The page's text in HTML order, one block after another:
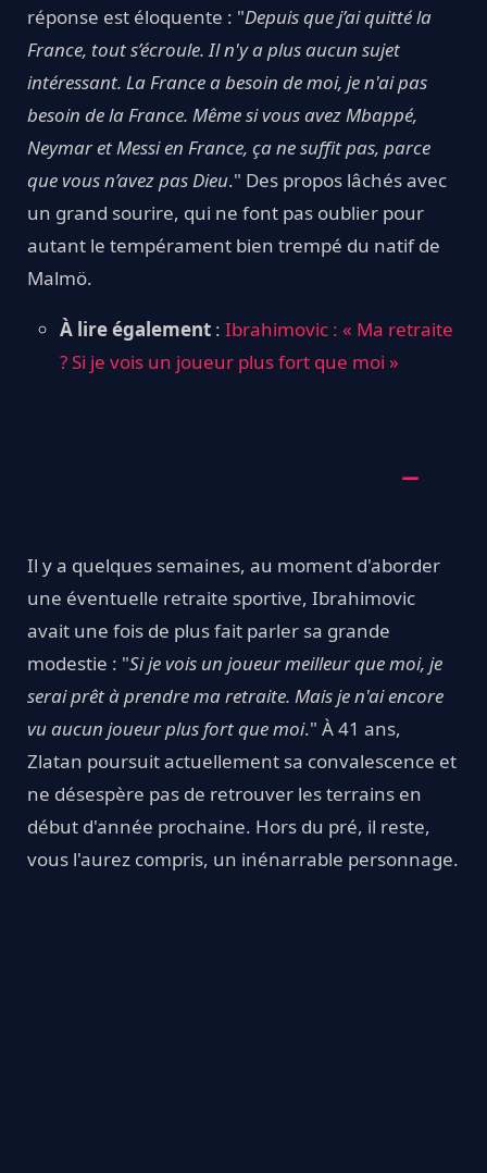
réponse est éloquente : "Depuis que j’ai quitté la
France, tout s’écroule. Il n'y a plus aucun sujet
intéressant. La France a besoin de moi, je n'ai pas
besoin de la France. Même si vous avez Mbappé,
Neymar et Messi en France, ça ne suffit pas, parce
que vous n’avez pas Dieu." Des propos lâchés avec
un grand sourire, qui ne font pas oublier pour
autant le tempérament bien trempé du natif de
Malmö.
À lire également : Ibrahimovic : « Ma retraite
? Si je vois un joueur plus fort que moi »
Il y a quelques semaines, au moment d'aborder
une éventuelle retraite sportive, Ibrahimovic
avait une fois de plus fait parler sa grande
modestie : "Si je vois un joueur meilleur que moi, je
serai prêt à prendre ma retraite. Mais je n'ai encore
vu aucun joueur plus fort que moi." À 41 ans,
Zlatan poursuit actuellement sa convalescence et
ne désespère pas de retrouver les terrains en
début d'année prochaine. Hors du pré, il reste,
vous l'aurez compris, un inénarrable personnage.